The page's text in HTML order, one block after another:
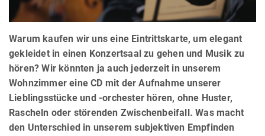
Warum kaufen wir uns eine Eintrittskarte, um elegant
gekleidet in einen Konzertsaal zu gehen und Musik zu
hören? Wir könnten ja auch jederzeit in unserem
Wohnzimmer eine CD mit der Aufnahme unserer
Lieblingsstücke und -orchester hören, ohne Huster,
Rascheln oder störenden Zwischenbeifall. Was macht
den Unterschied in unserem subjektiven Empfinden